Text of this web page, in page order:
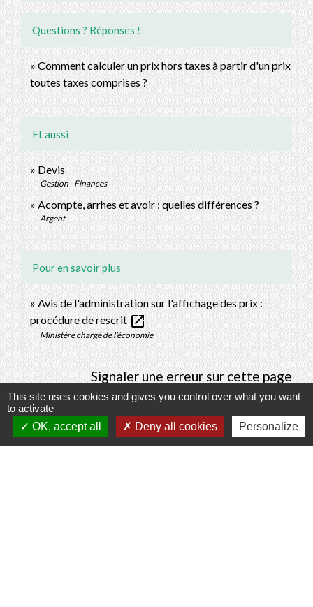
Questions ? Réponses !
Comment calculer un prix hors taxes à partir d'un prix
toutes taxes comprises ?
Et aussi
Devis
Gestion - Finances
Acompte, arrhes et avoir : quelles différences ?
Argent
Pour en savoir plus
Avis de l'administration sur l'affichage des prix :
procédure de rescrit open_in_new
Ministère chargé de l'économie
Signaler une erreur sur cette page
This site uses cookies and gives you control over what you want
to activate
OK, accept all
Deny all cookies Personalize